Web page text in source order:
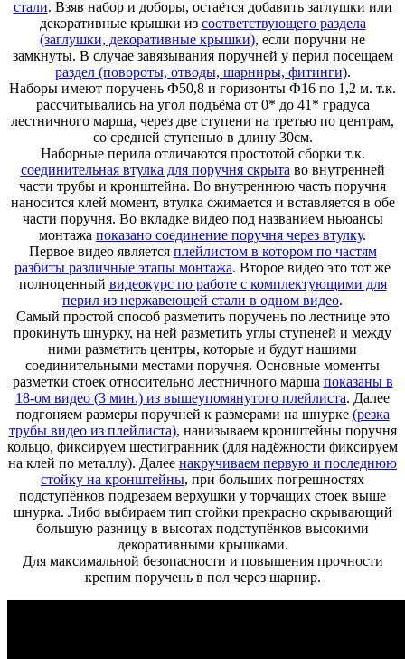
стали. Взяв набор и доборы, остаётся добавить заглушки или
декоративные крышки из соответствующего раздела
(заглушки, декоративные крышки), если поручни не
замкнуты. В случае завязывания поручней у перил посещаем
раздел (повороты, отводы, шарниры, фитинги).
Наборы имеют поручень Ф50,8 и горизонты Ф16 по 1,2 м. т.к.
рассчитывались на угол подъёма от 0* до 41* градуса
лестничного марша, через две ступени на третью по центрам,
со средней ступенью в длину 30см.
Наборные перила отличаются простотой сборки т.к.
соединительная втулка для поручня скрыта во внутренней
части трубы и кронштейна. Во внутреннюю часть поручня
наносится клей момент, втулка сжимается и вставляется в обе
части поручня. Во вкладке видео под названием ньюансы
монтажа показано соединение поручня через втулку.
Первое видео является плейлистом в котором по частям
разбиты различные этапы монтажа. Второе видео это тот же
полноценный видеокурс по работе с комплектующими для
перил из нержавеющей стали в одном видео.
Самый простой способ разметить поручень по лестнице это
прокинуть шнурку, на ней разметить углы ступеней и между
ними разметить центры, которые и будут нашими
соединительными местами поручня. Основные моменты
разметки стоек относительно лестничного марша показаны в
18-ом видео (3 мин.) из вышеупомянутого плейлиста. Далее
подгоняем размеры поручней к размерами на шнурке (резка
трубы видео из плейлиста), нанизываем кронштейны поручня
кольцо, фиксируем шестигранник (для надёжности фиксируем
на клей по металлу). Далее накручиваем первую и последнюю
стойку на кронштейны, при больших погрешностях
подступёнков подрезаем верхушки у торчащих стоек выше
шнурка. Либо выбираем тип стойки прекрасно скрывающий
большую разницу в высотах подступёнков высокими
декоративными крышками.
Для максимальной безопасности и повышения прочности
крепим поручень в пол через шарнир.